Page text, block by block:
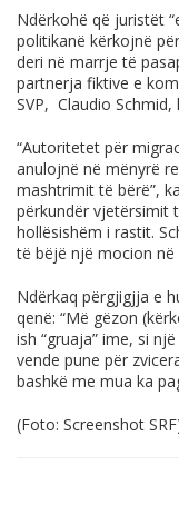
Ndërkohë që juristët
politikanë kërkojnë
deri në marrje të
partnerja fiktive e
SVP, Claudio
“Autoritetet për
anulojnë në mënyrë
mashtrimit të bërë”,
përkundër vjetërsimit
hollësishëm i rastit.
të bëjë një mocion në
Ndërkaq përgjigjja e
qenë: “Më gëzon
ish “gruaja” ime, si
vende pune për
bashkë me mua ka
(Foto: Screenshot